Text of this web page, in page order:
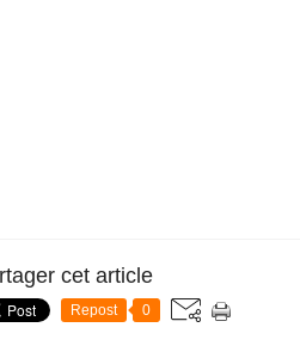
cet article
Repost 0